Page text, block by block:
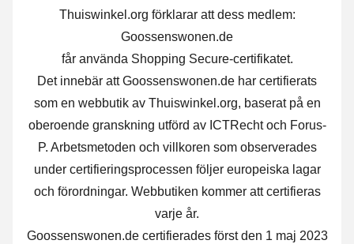
Thuiswinkel.org förklarar att dess medlem:
Goossenswonen.de
får använda Shopping Secure-certifikatet.
Det innebär att Goossenswonen.de har certifierats
som en webbutik av Thuiswinkel.org, baserat på en
oberoende granskning utförd av ICTRecht och Forus-
P. Arbetsmetoden och villkoren som observerades
under certifieringsprocessen följer europeiska lagar
och förordningar. Webbutiken kommer att certifieras
varje år.
Goossenswonen.de certifierades först den 1 maj 2023